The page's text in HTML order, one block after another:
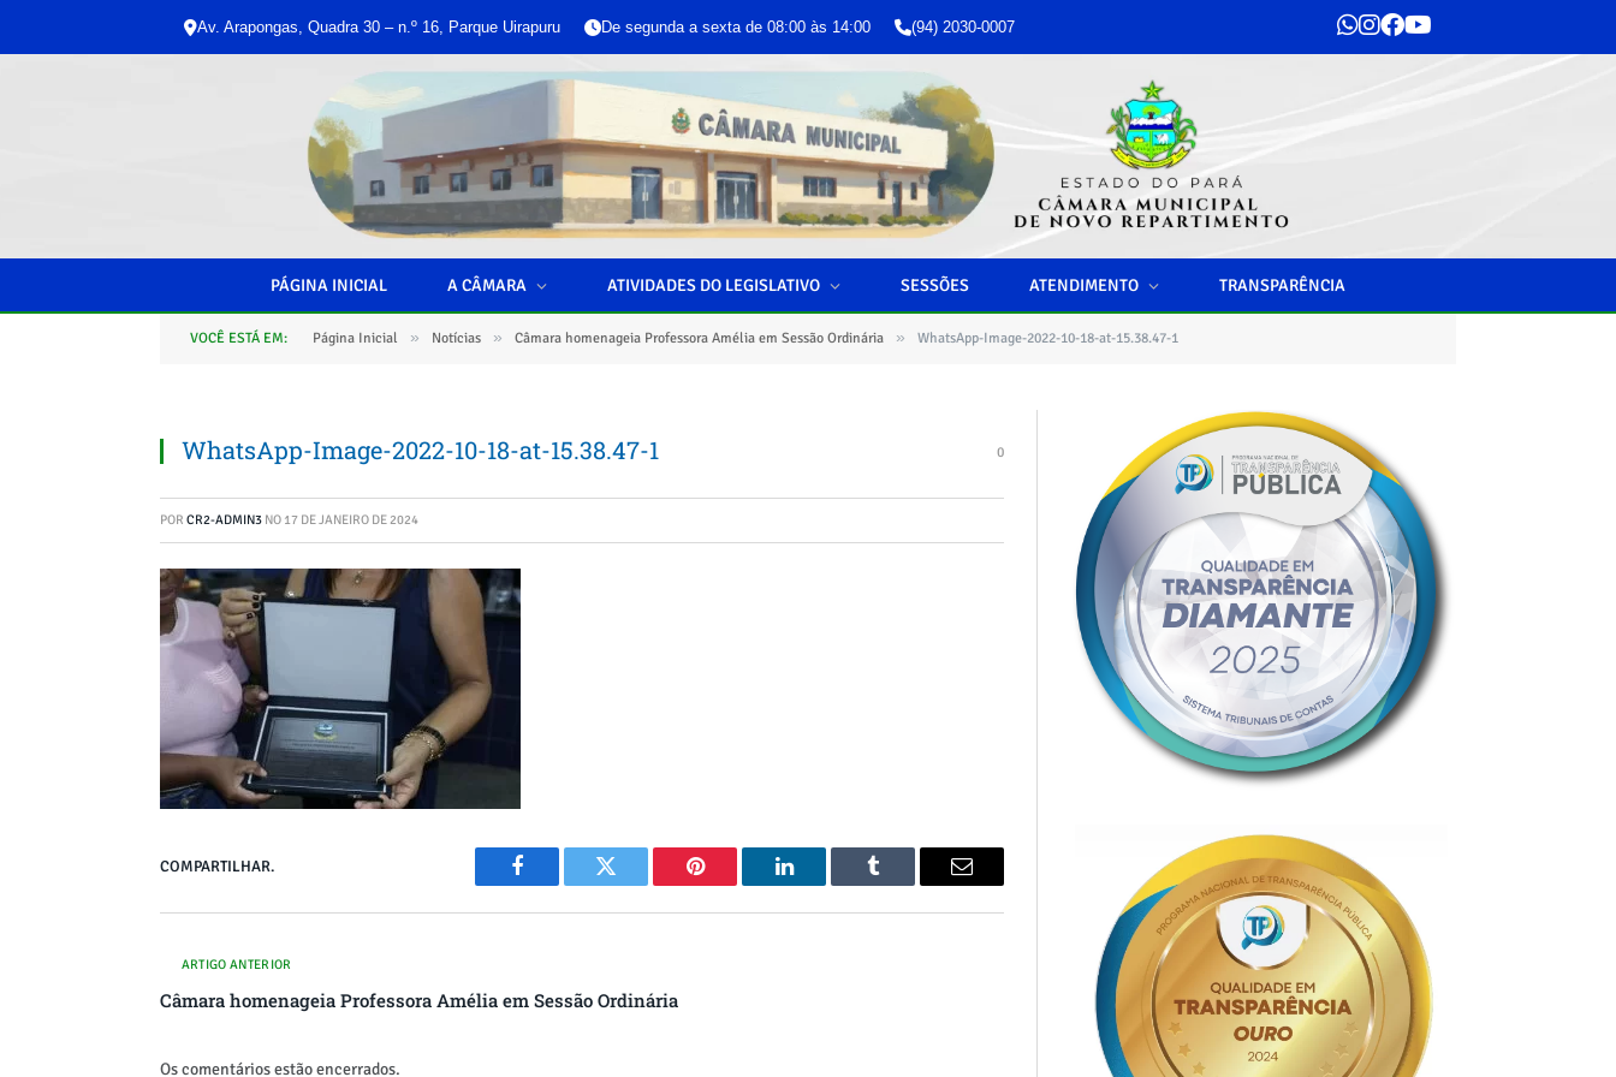
Av. Arapongas, Quadra 30 – n.º 16, Parque Uirapuru De segunda a sexta de 08:00 às 14:00 (94) 2030-0007
PÁGINA INICIAL A CÂMARA ATIVIDADES DO LEGISLATIVO SESSÕES ATENDIMENTO TRANSPARÊNCIA
VOCÊ ESTÁ EM: Página Inicial » Notícias » Câmara homenageia Professora Amélia em Sessão Ordinária » WhatsApp-Image-2022-10-18-at-15.38.47-1
WhatsApp-Image-2022-10-18-at-15.38.47-1 0
POR CR2-ADMIN3 NO 17 DE JANEIRO DE 2024
COMPARTILHAR.
Facebook Twitter Pinterest
O
Tumblr
E-
ARTIGO ANTERIOR
Câmara homenageia Professora Amélia em Sessão Ordinária
Os comentários estão encerrados.